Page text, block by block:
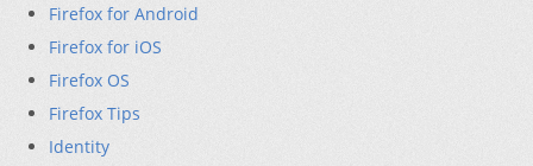
Firefox for Android
Firefox for iOS
Firefox OS
Firefox Tips
Identity